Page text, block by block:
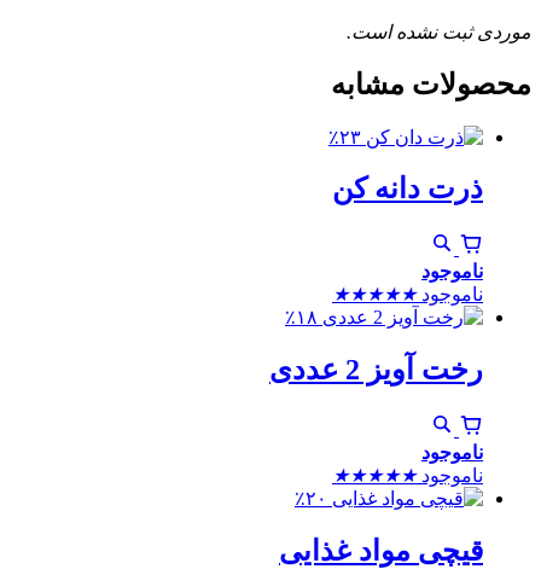
موردی ثبت نشده است.
محصولات مشابه
٪۲۳
ذرت دانه کن
ناموجود
ناموجود ★
★
★
★
★
٪۱۸
رخت آویز 2 عددی
ناموجود
ناموجود ★
★
★
★
★
٪۲۰
قیچی مواد غذایی